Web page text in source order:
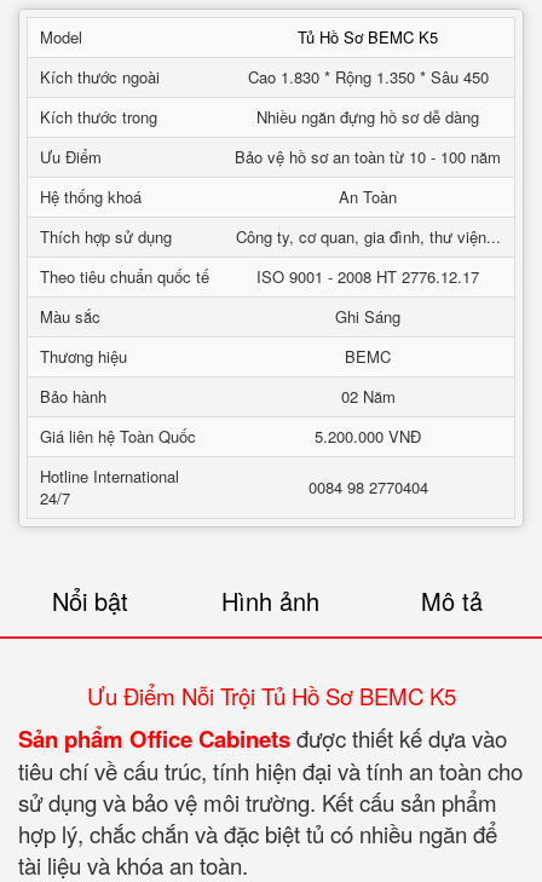
Model
Tủ Hồ Sơ BEMC K5
Kích thước ngoài
Cao 1.830 * Rộng 1.350 * Sâu 450
Kích thước trong
Nhiều ngăn đựng hồ sơ dễ dàng
Ưu Điểm
Bảo vệ hồ sơ an toàn từ 10 - 100 năm
Hệ thống khoá
An Toàn
Thích hợp sử dụng
Công ty, cơ quan, gia đình, thư viện...
Theo tiêu chuẩn quốc tế
ISO 9001 - 2008 HT 2776.12.17
Màu sắc
Ghi Sáng
Thương hiệu
BEMC
Bảo hành
02 Năm
Giá liên hệ Toàn Quốc
5.200.000 VNĐ
Hotline International
24/7
0084 98 2770404
Nổi bật Hình ảnh Mô tả
Ưu Điểm Nỗi Trội Tủ Hồ Sơ BEMC K5
Sản phẩm Office Cabinetsđược thiết kế dựa vào
tiêu chí về cấu trúc, tính hiện đại và tính an toàn cho
sử dụng và bảo vệ môi trường. Kết cấu sản phẩm
hợp lý, chắc chắn và đặc biệt tủ có nhiều ngăn để
tài liệu và khóa an toàn.